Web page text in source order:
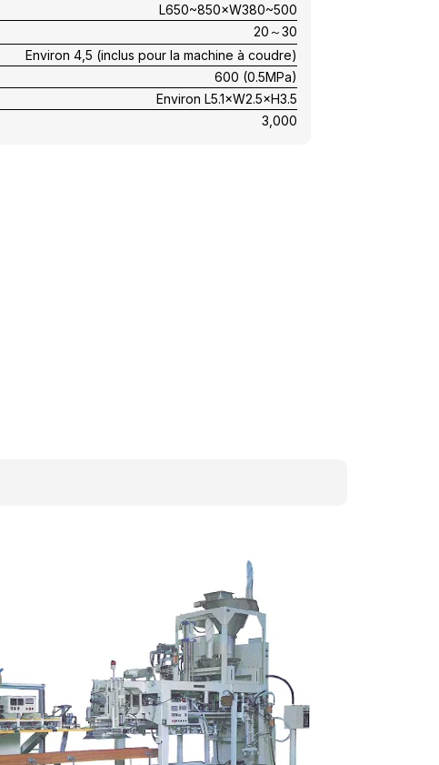
L650~850×W380~500
20～30
Environ 4,5 (inclus pour la machine à coudre)
600 (0.5MPa)
Environ L5.1×W2.5×H3.5
3,000